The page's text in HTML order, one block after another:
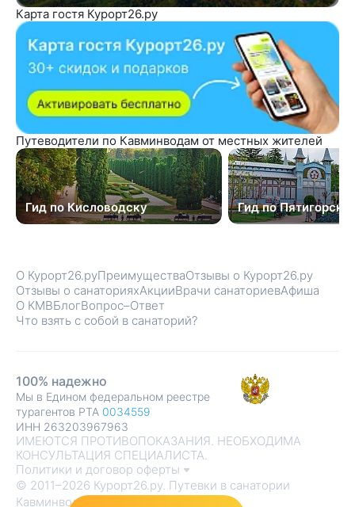
Карта гостя Курорт26.ру
Путеводители по Кавминводам от местных жителей
Гид по Кисловодску Гид по Пятигорску
О Курорт26.руПреимуществаОтзывы о Курорт26.ру
Отзывы о санаторияхАкцииВрачи санаториевАфиша
О КМВБлогВопрос–Ответ
Что взять с собой в санаторий?
ИМЕЮТСЯ ПРОТИВОПОКАЗАНИЯ. НЕОБХОДИМА
КОНСУЛЬТАЦИЯ СПЕЦИАЛИСТА.
Политики и договор оферты
© 2011–2026 Курорт26.ру. Путевки в санатории
Кавминвод
100% надежно
Мы в Едином федеральном реестре
турагентов РТА 0034559
ИНН 263203967963